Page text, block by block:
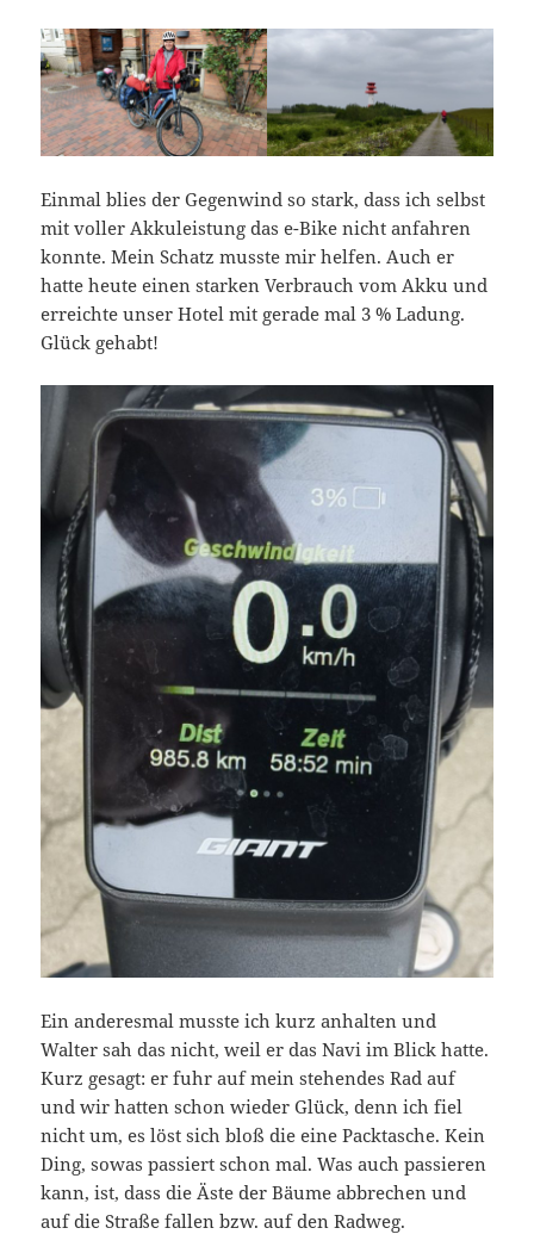
Einmal blies der Gegenwind so stark, dass ich selbst
mit voller Akkuleistung das e-Bike nicht anfahren
konnte. Mein Schatz musste mir helfen. Auch er
hatte heute einen starken Verbrauch vom Akku und
erreichte unser Hotel mit gerade mal 3 % Ladung.
Glück gehabt!
Ein anderesmal musste ich kurz anhalten und
Walter sah das nicht, weil er das Navi im Blick hatte.
Kurz gesagt: er fuhr auf mein stehendes Rad auf
und wir hatten schon wieder Glück, denn ich fiel
nicht um, es löst sich bloß die eine Packtasche. Kein
Ding, sowas passiert schon mal. Was auch passieren
kann, ist, dass die Äste der Bäume abbrechen und
auf die Straße fallen bzw. auf den Radweg.